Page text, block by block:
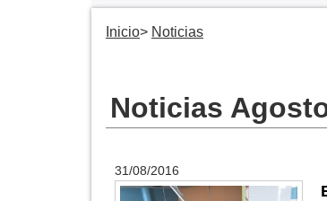
Inicio Noticias
Noticias
31/08/2016